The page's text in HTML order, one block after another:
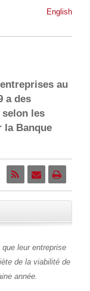
English
au
a des
les
la Banque
leur entreprise
de la viabilité de
année.